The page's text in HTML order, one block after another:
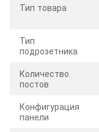
Тип товара
Тип
подрозетника
Количество
постов
Конфигурация
панели